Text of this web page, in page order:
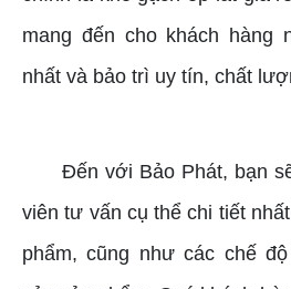
mang đến cho khách hàng
nhất và bảo trì uy tín, chất
Đến với Bảo Phát, bạn
viên tư vấn cụ thể chi tiết
phẩm, cũng như các chế